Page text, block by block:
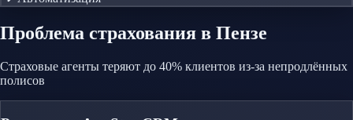
Проблема страхования в Пензе
Страховые агенты теряют до 40% клиентов из-за непродлённых
полисов